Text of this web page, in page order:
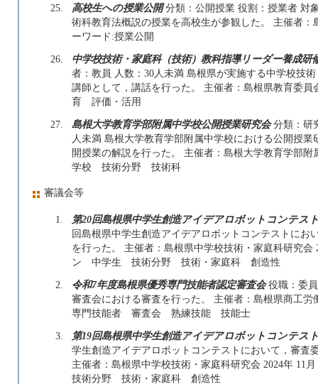
25. 高校生への授業公開分類：公開授業 役割：授業者 対
術科教育法概説の授業を高校生が参観した。 主催者：
ーワード:授業公開
26.
中学校技術・家庭科（技術）教科指導リーダー養成研
者：教員 人数：30人未満 島根県が実施する中学校技
講師として，講話を行った。 主催者：島根県教育委員
育 評価・活用
27.
島根大学教育学部附属中学校公開授業研究会分類：研
人未満 島根大学教育学部附属中学校における公開授
開授業の解説を行った。 主催者：島根大学教育学部
学校 技術分野 技術科
審議会等
1.
第20回島根県中学生創造アイデアロボットコンテス
回島根県中学生創造アイデアロボットコンテストにお
を行った。 主催者：島根県中学校技術・家庭科研究会
ン 中学生 技術分野 技術・家庭科 創造性
2.
令和7年度島根県優秀専門技能者認定審査会役職：委
審査会における審査を行った。 主催者：島根県商工労
専門技能者 審査会 熟練技能 技能士
3.
第19回島根県中学生創造アイデアロボットコンテス
学生創造アイデアロボットコンテストにおいて，審査
主催者：島根県中学校技術・家庭科研究会 2024年
技術分野 技術・家庭科 創造性